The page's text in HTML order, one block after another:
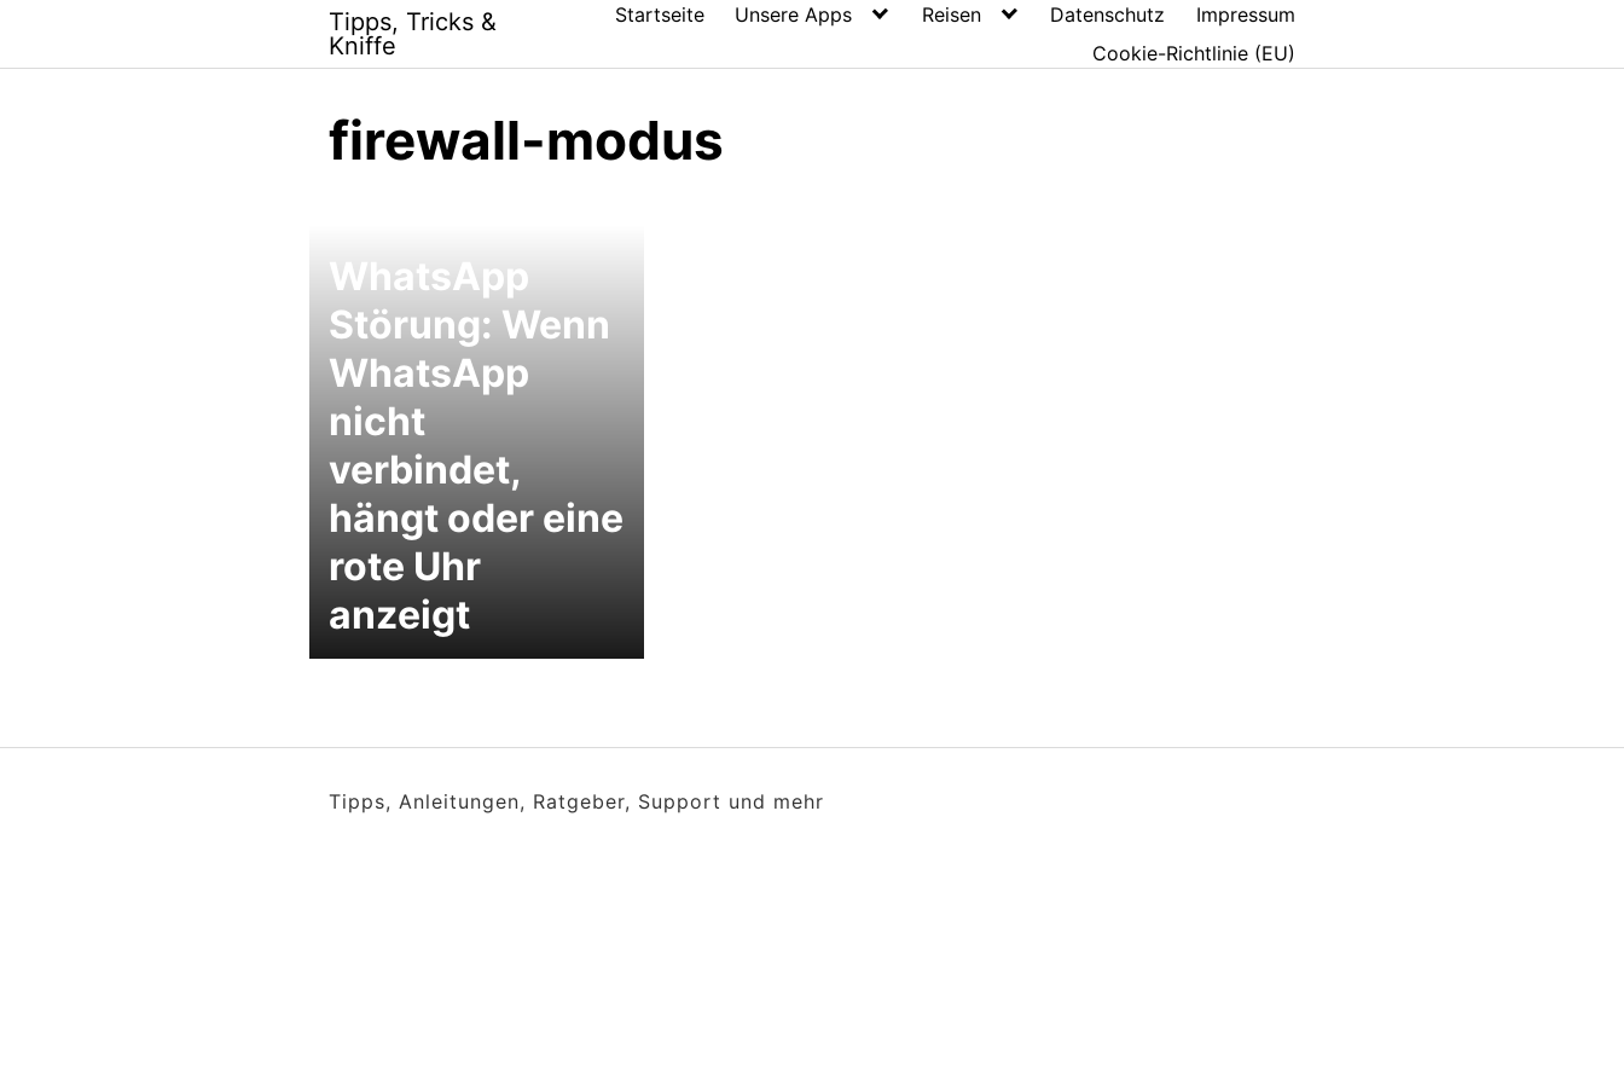
content
Tipps, Tricks &
Kniffe
Startseite Unsere Apps Reisen Datenschutz
Impressum
Cookie-Richtlinie (EU)
firewall-modus
WhatsApp
Störung: Wenn
WhatsApp
nicht
verbindet,
hängt oder eine
rote Uhr
anzeigt
Tipps, Anleitungen, Ratgeber, Support und mehr